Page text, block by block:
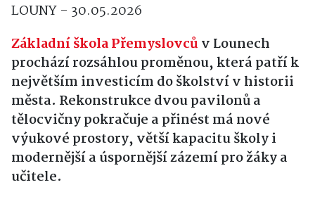
LOUNY - 30.05.2026
Základní škola Přemyslovců v Lounech
prochází rozsáhlou proměnou, která patří k
největším investicím do školství v historii
města. Rekonstrukce dvou pavilonů a
tělocvičny pokračuje a přinést má nové
výukové prostory, větší kapacitu školy i
modernější a úspornější zázemí pro žáky a
učitele.